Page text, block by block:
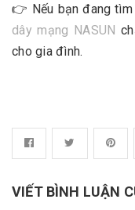
👉 Nếu bạn đang
dây mạng NASUN
cho gia đình.
VIẾT BÌNH LUẬN